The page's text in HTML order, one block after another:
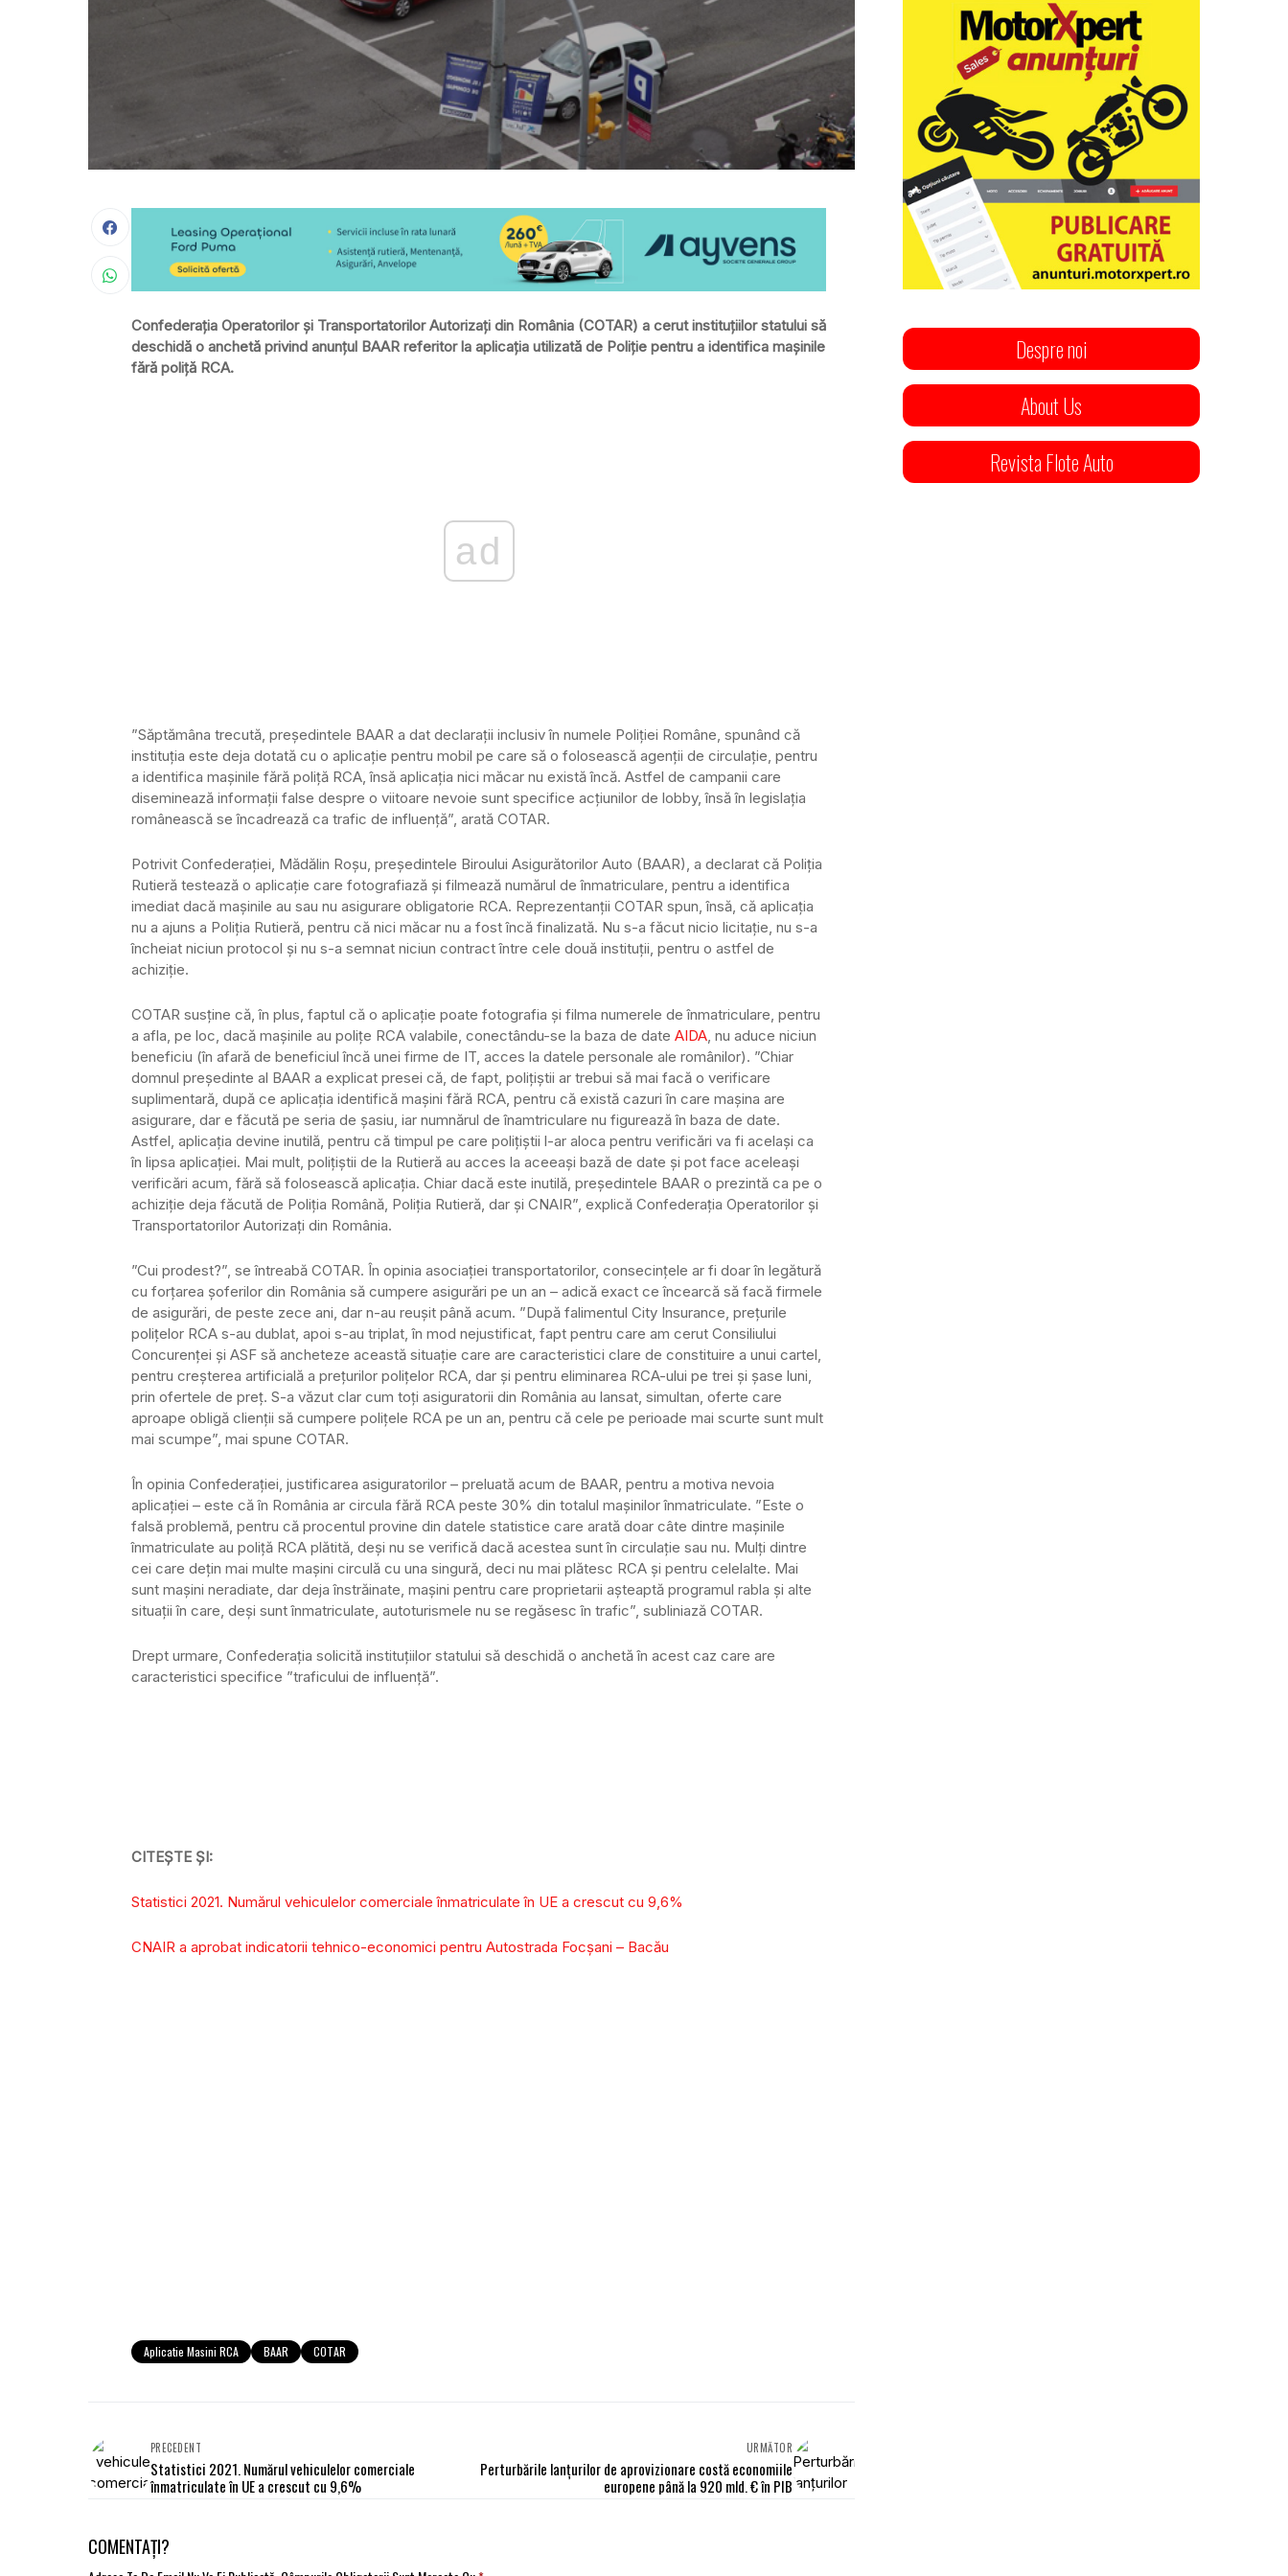
Confederația Operatorilor și Transportatorilor Autorizați din România (COTAR) a cerut instituțiilor statului să
deschidă o anchetă privind anunțul BAAR referitor la aplicația utilizată de Poliție pentru a identifica mașinile
fără poliță RCA.
ad
”Săptămâna trecută, președintele BAAR a dat declarații inclusiv în numele Poliției Române, spunând că
instituția este deja dotată cu o aplicație pentru mobil pe care să o folosească agenții de circulație, pentru
a identifica mașinile fără poliță RCA, însă aplicația nici măcar nu există încă. Astfel de campanii care
diseminează informații false despre o viitoare nevoie sunt specifice acțiunilor de lobby, însă în legislația
românească se încadrează ca trafic de influență”, arată COTAR.
Potrivit Confederației, Mădălin Roșu, președintele Biroului Asigurătorilor Auto (BAAR), a declarat că Poliția
Rutieră testează o aplicație care fotografiază și filmează numărul de înmatriculare, pentru a identifica
imediat dacă mașinile au sau nu asigurare obligatorie RCA. Reprezentanții COTAR spun, însă, că aplicația
nu a ajuns a Poliția Rutieră, pentru că nici măcar nu a fost încă finalizată. Nu s-a făcut nicio licitație, nu s-a
încheiat niciun protocol și nu s-a semnat niciun contract între cele două instituții, pentru o astfel de
achiziție.
COTAR susține că, în plus, faptul că o aplicație poate fotografia și filma numerele de înmatriculare, pentru
a afla, pe loc, dacă mașinile au polițe RCA valabile, conectându-se la baza de date AIDA, nu aduce niciun
beneficiu (în afară de beneficiul încă unei firme de IT, acces la datele personale ale românilor). ”Chiar
domnul președinte al BAAR a explicat presei că, de fapt, polițiștii ar trebui să mai facă o verificare
suplimentară, după ce aplicația identifică mașini fără RCA, pentru că există cazuri în care mașina are
asigurare, dar e făcută pe seria de șasiu, iar numnărul de înamtriculare nu figurează în baza de date.
Astfel, aplicația devine inutilă, pentru că timpul pe care polițiștii l-ar aloca pentru verificări va fi același ca
în lipsa aplicației. Mai mult, polițiștii de la Rutieră au acces la aceeași bază de date și pot face aceleași
verificări acum, fără să folosească aplicația. Chiar dacă este inutilă, președintele BAAR o prezintă ca pe o
achiziție deja făcută de Poliția Română, Poliția Rutieră, dar și CNAIR”, explică Confederația Operatorilor și
Transportatorilor Autorizați din România.
”Cui prodest?”, se întreabă COTAR. În opinia asociației transportatorilor, consecințele ar fi doar în legătură
cu forțarea șoferilor din România să cumpere asigurări pe un an – adică exact ce încearcă să facă firmele
de asigurări, de peste zece ani, dar n-au reușit până acum. ”După falimentul City Insurance, prețurile
polițelor RCA s-au dublat, apoi s-au triplat, în mod nejustificat, fapt pentru care am cerut Consiliului
Concurenței și ASF să ancheteze această situație care are caracteristici clare de constituire a unui cartel,
pentru creșterea artificială a prețurilor polițelor RCA, dar și pentru eliminarea RCA-ului pe trei și șase luni,
prin ofertele de preț. S-a văzut clar cum toți asiguratorii din România au lansat, simultan, oferte care
aproape obligă clienții să cumpere polițele RCA pe un an, pentru că cele pe perioade mai scurte sunt mult
mai scumpe”, mai spune COTAR.
În opinia Confederației, justificarea asiguratorilor – preluată acum de BAAR, pentru a motiva nevoia
aplicației – este că în România ar circula fără RCA peste 30% din totalul mașinilor înmatriculate. ”Este o
falsă problemă, pentru că procentul provine din datele statistice care arată doar câte dintre mașinile
înmatriculate au poliță RCA plătită, deși nu se verifică dacă acestea sunt în circulație sau nu. Mulți dintre
cei care dețin mai multe mașini circulă cu una singură, deci nu mai plătesc RCA și pentru celelalte. Mai
sunt mașini neradiate, dar deja înstrăinate, mașini pentru care proprietarii așteaptă programul rabla și alte
situații în care, deși sunt înmatriculate, autoturismele nu se regăsesc în trafic”, subliniază COTAR.
Drept urmare, Confederația solicită instituțiilor statului să deschidă o anchetă în acest caz care are
caracteristici specifice ”traficului de influență”.
CITEȘTE ȘI:
Statistici 2021. Numărul vehiculelor comerciale înmatriculate în UE a crescut cu 9,6%
CNAIR a aprobat indicatorii tehnico-economici pentru Autostrada Focșani – Bacău
Aplicatie Masini RCA BAAR COTAR
PRECEDENT
Statistici 2021. Numărul vehiculelor comerciale
înmatriculate în UE a crescut cu 9,6%
URMĂTOR
Perturbările lanţurilor de aprovizionare costă economiile
europene până la 920 mld. € în PIB
COMENTAȚI?
Despre noi
About Us
Revista Flote Auto